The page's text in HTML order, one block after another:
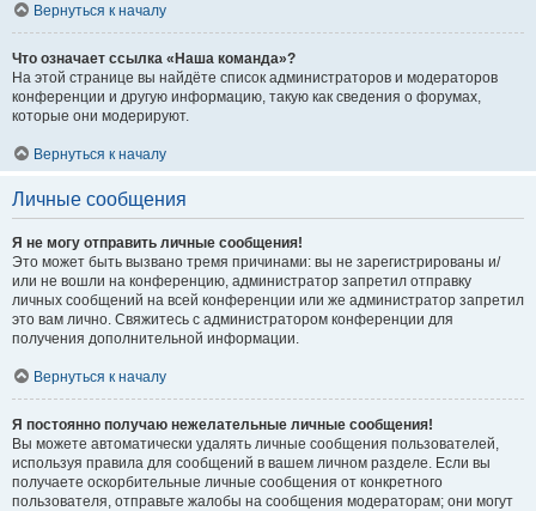
Вернуться к началу
Что означает ссылка «Наша команда»?
На этой странице вы найдёте список администраторов и модераторов
конференции и другую информацию, такую как сведения о форумах,
которые они модерируют.
Вернуться к началу
Личные сообщения
Я не могу отправить личные сообщения!
Это может быть вызвано тремя причинами: вы не зарегистрированы и/
или не вошли на конференцию, администратор запретил отправку
личных сообщений на всей конференции или же администратор запретил
это вам лично. Свяжитесь с администратором конференции для
получения дополнительной информации.
Вернуться к началу
Я постоянно получаю нежелательные личные сообщения!
Вы можете автоматически удалять личные сообщения пользователей,
используя правила для сообщений в вашем личном разделе. Если вы
получаете оскорбительные личные сообщения от конкретного
пользователя, отправьте жалобы на сообщения модераторам; они могут